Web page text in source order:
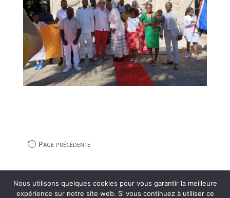
Page précédente
Nous utilisons quelques cookies pour vous garantir la meilleure
expérience sur notre site web. Si vous continuez à utiliser ce